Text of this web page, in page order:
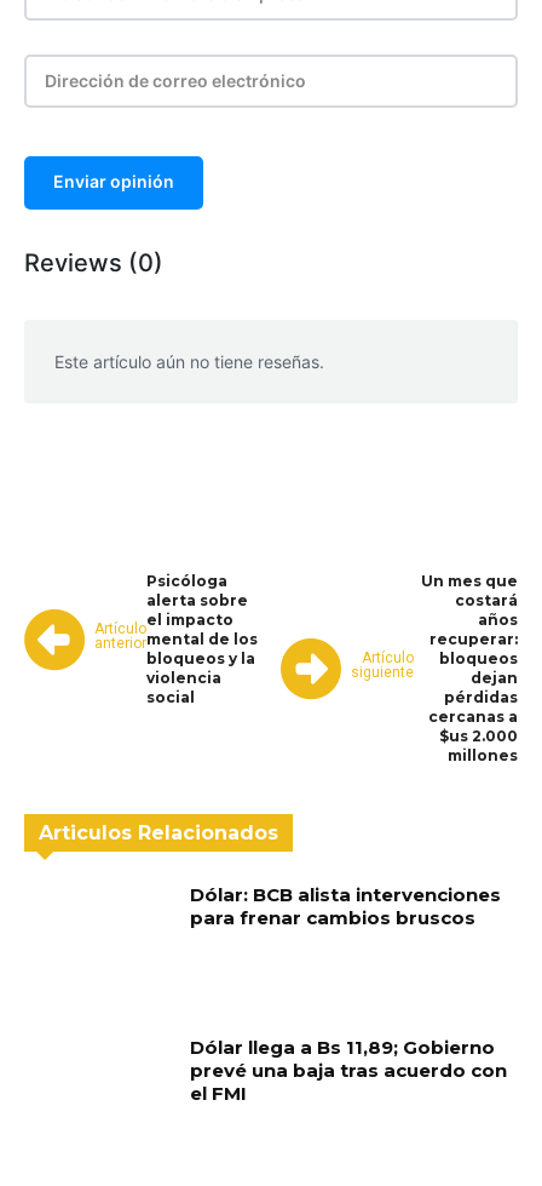
Enviar opinión
Reviews (0)
Este artículo aún no tiene reseñas.
Artículo
anterior
Psicóloga
alerta sobre
el impacto
mental de los
bloqueos y la
violencia
social
Artículo
siguiente
Un mes que
costará
años
recuperar:
bloqueos
dejan
pérdidas
cercanas a
$us 2.000
millones
Articulos Relacionados
Dólar: BCB alista intervenciones
para frenar cambios bruscos
Dólar llega a Bs 11,89; Gobierno
prevé una baja tras acuerdo con
el FMI